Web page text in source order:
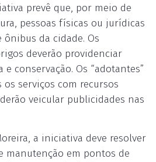
prevê que, por meio de
pessoas físicas ou jurídicas
da cidade. Os
deverão providenciar
conservação. Os “adotantes”
serviços com recursos
veicular publicidades nas
a iniciativa deve resolver
manutenção em pontos de